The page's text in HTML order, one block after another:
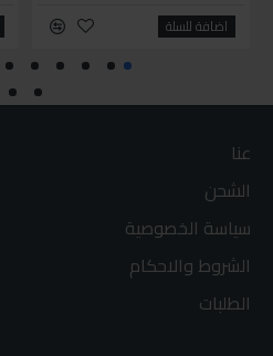
اضافة للسلة
عنا
الشحن
سياسة الخصوصية
الشروط والاحكام
الطلبات